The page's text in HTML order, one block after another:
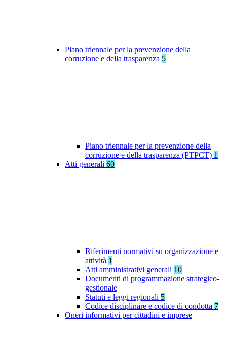
Piano triennale per la prevenzione della
corruzione e della trasparenza 5
Piano triennale per la prevenzione della
corruzione e della trasparenza (PTPCT) 1
Atti generali 60
Riferimenti normativi su organizzazione e
attività 1
Atti amministrativi generali 10
Documenti di programmazione strategico-
gestionale
Statuti e leggi regionali 5
Codice disciplinare e codice di condotta 7
Oneri informativi per cittadini e imprese